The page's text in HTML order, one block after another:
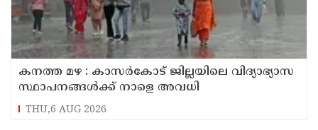
കനത്ത മഴ : കാസർകോട് ജില്ലയിലെ വിദ്യാഭ്യാസ
സ്ഥാപനങ്ങൾക്ക് നാളെ അവധി
THU,6 AUG 2026